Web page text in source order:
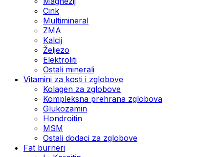
Cink
Multimineral
ZMA
Kalcij
Željezo
Elektroliti
Ostali minerali
Vitamini za kosti i zglobove
Kolagen za zglobove
Kompleksna prehrana zglobova
Glukozamin
Hondroitin
MSM
Ostali dodaci za zglobove
Fat burneri